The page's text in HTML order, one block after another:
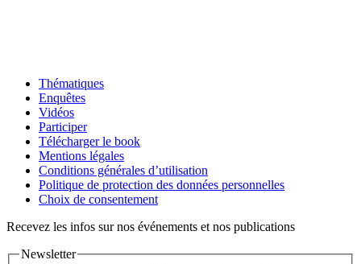
Thématiques
Enquêtes
Vidéos
Participer
Télécharger le book
Mentions légales
Conditions générales d’utilisation
Politique de protection des données personnelles
Choix de consentement
Recevez les infos sur nos événements et nos publications
Newsletter